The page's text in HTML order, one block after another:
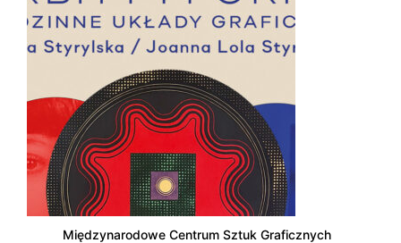
Międzynarodowe Centrum Sztuk Graficznych